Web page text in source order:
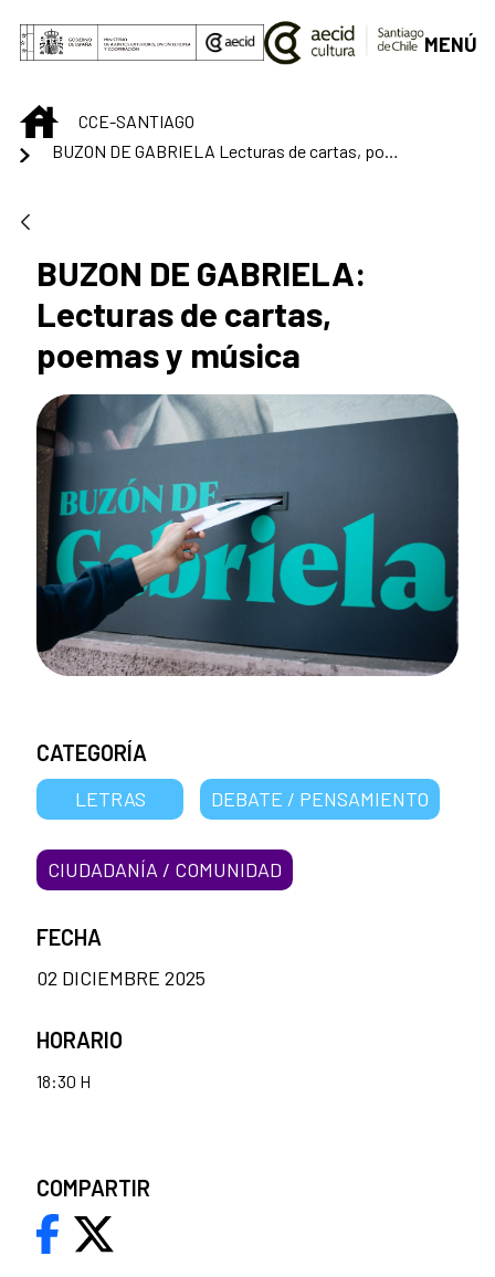
Saltar al contenido principal
MENÚ
INICIOCCE-SANTIAGO
BUZON DE GABRIELA:
Lecturas de cartas,
poemas y música
CATEGORÍA
LETRAS DEBATE / PENSAMIENTO
CIUDADANÍA / COMUNIDAD
FECHA
02 DICIEMBRE 2025
HORARIO
18:30 H
COMPARTIR